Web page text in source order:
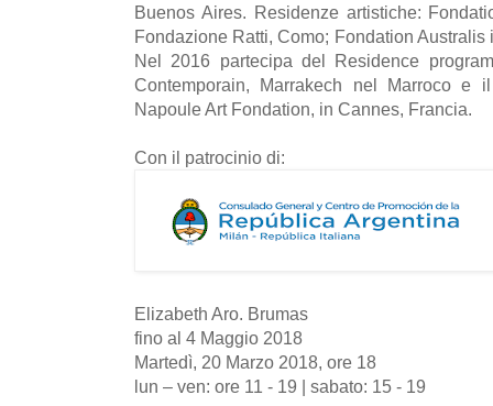
Buenos Aires. Residenze artistiche:
Fondazione Ratti, Como; Fondation
Nel 2016 partecipa del Residence
Contemporain, Marrakech nel Marroco e
Napoule Art Fondation, in Cannes, Francia.
Con il patrocinio di:
Elizabeth Aro. Brumas
fino al 4 Maggio 2018
Martedì, 20 Marzo 2018, ore 18
lun – ven: ore 11 - 19 | sabato: 15 - 19